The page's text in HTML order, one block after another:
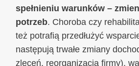
spełnieniu warunków –
potrzeb. Choroba czy
też potrafią przedłużyć
następują trwałe zmiany
zleceń, reorganizacja firmy),